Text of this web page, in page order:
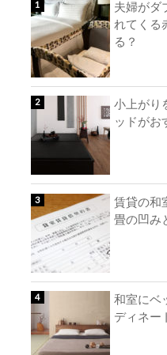
夫婦がダ
れてくる
る？
小上がり
ッドがお
賃貸の和
畳の凹み
和室にベ
ディネー